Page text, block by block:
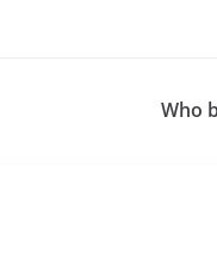
Who